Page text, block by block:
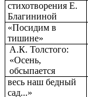
стихотворения Е.
Благининой
«Посидим в
тишине»
А.К. Толстого:
«Осень,
обсыпается
весь наш бедный
сад...»